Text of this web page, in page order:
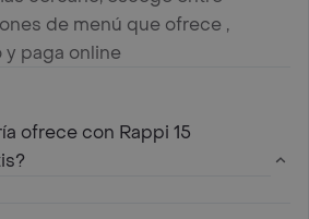
de menú que ofrece ,
y paga online
ofrece con Rappi 15